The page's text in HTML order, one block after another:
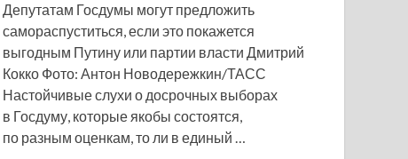
Депутатам Госдумы могут предложить
самораспуститься, если это покажется
выгодным Путину или партии власти Дмитрий
Кокко Фото: Антон Новодережкин/ТАСС
Настойчивые слухи о досрочных выборах
в Госдуму, которые якобы состоятся,
по разным оценкам, то ли в единый …